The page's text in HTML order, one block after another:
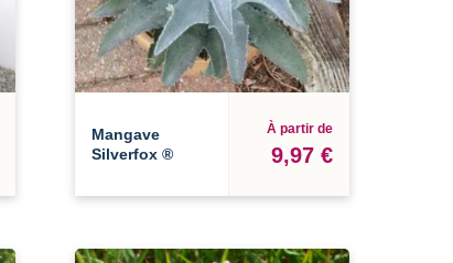
Mangave
Silverfox ®
À partir de
9,97 €